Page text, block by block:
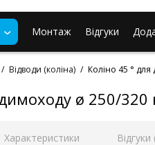
Монтаж Відгуки
Відводи (коліна) Коліно 45 °
димоходу ø 250/
Характеристики Відгуки